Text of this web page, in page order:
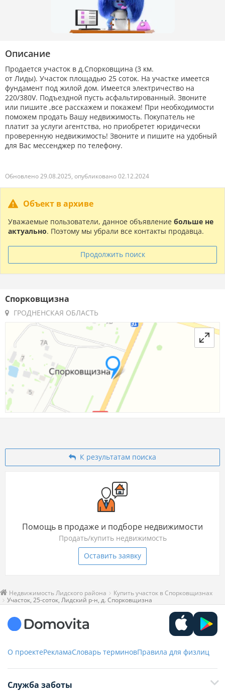
Описание
Продается участок в д.Спорковщина (3 км.
от Лиды). Участок площадью 25 соток. На участке имеется
фундамент под жилой дом. Имеется электричество на
220/380V. Подъездной пусть асфальтированный. Звоните
или пишите ,все расскажем и покажем! При необходимости
поможем продать Вашу недвижимость. Покупатель не
платит за услуги агентства, но приобретет юридически
проверенную недвижимость! Звоните и пишите на удобный
для Вас мессенджер по телефону.
Обновлено 29.08.2025, опубликовано 02.12.2024
Объект в архиве
Уважаемые пользователи, данное объявление больше не
актуально. Поэтому мы убрали все контакты продавца.
Продолжить поиск
Спорковщизна
ГРОДНЕНСКАЯ ОБЛАСТЬ
К результатам поиска
Помощь в продаже и подборе недвижимости
Продать/купить недвижимость
Оставить заявку
Недвижимость Лидского района
Купить участок в Спорковщизнах
Участок, 25-соток, Лидский р-н, д. Спорковщизна
О проектеРекламаСловарь терминовПравила для физлиц
Служба заботы